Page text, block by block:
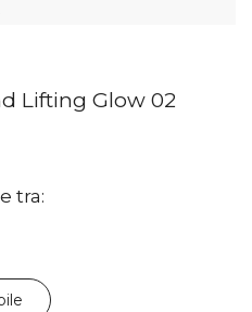
Lifting Glow 02
tra: